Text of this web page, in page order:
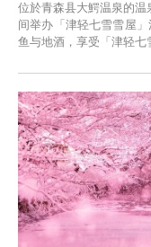
位於青森县大鰐温泉的
间举办「津轻七雪雪屋
鱼与地酒，享受「津轻七